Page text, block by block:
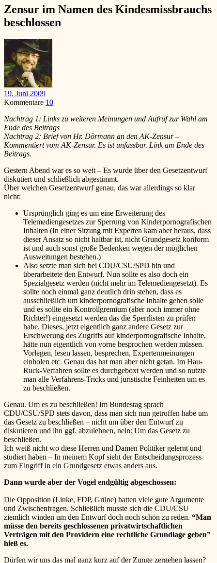
Zensur im Namen des Kindesmissbrauchs
beschlossen
19. Juni 2009
Kommentare 10
Nachtrag 1: Links zu weiteren Meinungen und Aufruf zur Wahl am
Ende des Beitrags
Nachtrag 2: Brief von Hr. Dörmann an den AK-Zensur –
Kommentiert vom AK-Zensur. Es ist unfassbar. Link am Ende des
Beitrags.
Gestern Abend war es so weit – Es wurde über den Gesetzentwurf
diskutiert und schließlich abgestimmt.
Über welchen Gesetzentwurf genau, das war allerdings so klar
nicht:
Ursprünglich ging es um eine Erweiterung des
Telemediengesetzes zur Sperrung von Kinderpornografischen
Inhalten (In einer Sitzung mit Experten kam aber heraus, dass
dieser Ansatz so nicht haltbar ist, nicht Grundgesetz konform
ist und auch sonst große Bedenken wegen der möglichen
Ausweitungen bestehen.)
Also setzte man sich bei CDU/CSU/SPD hin und
überarbeitete den Entwurf. Nun sollte es also doch ein
Spezialgesetz werden (nicht mehr im Telemediengesetzt). Es
sollte noch einmal ganz deutlich drin stehen, dass es
ausschließlich um kinderpornografische Inhalte gehen solle
und es sollte ein Kontrollgremium (aber noch immer ohne
Richter!) eingesetzt werden das die Sperrlisten zu prüfen
habe. Dieses, jetzt eigentlich ganz andere Gesetz zur
Erschwerung des Zugriffs auf kinderpornografische Inhalte,
hätte nun eigentlich von vorne besprochen werden müssen.
Vorlegen, lesen lassen, besprechen, Expertenmeinungen
einholen etc. Genau das hat man aber nicht getan. Im Hau-
Ruck-Verfahren sollte es durchgeboxt werden und so nutzte
man alle Verfahrens-Tricks und juristische Feinheiten um es
zu beschließen.
Genau. Um es zu beschließen! Im Bundestag sprach
CDU/CSU/SPD stets davon, dass man sich nun getroffen habe um
das Gesetz zu beschließen – nicht um über den Entwurf zu
diskutieren und ihn ggf. abzulehnen, nein: Um das Gesetz zu
beschließen.
Ich weiß nicht wo diese Herren und Damen Politiker gelernt und
studiert haben – In meinem Kopf sieht der Entscheidungsprozess
zum Eingriff in ein Grundgesetz etwas anders aus.
Dann wurde aber der Vogel endgültig abgeschossen:
Die Opposition (Linke, FDP, Grüne) hatten viele gute Argumente
und Zwischenfragen. Schließlich musste sich die CDU/CSU
ziemlich winden um den Entwurf doch noch schön zu reden. “Man
müsse den bereits geschlossenen privatwirtschaftlichen
Verträgen mit den Providern eine rechtliche Grundlage geben”
hieß es.
Dürfen wir uns das mal ganz kurz auf der Zunge zergehen lassen?